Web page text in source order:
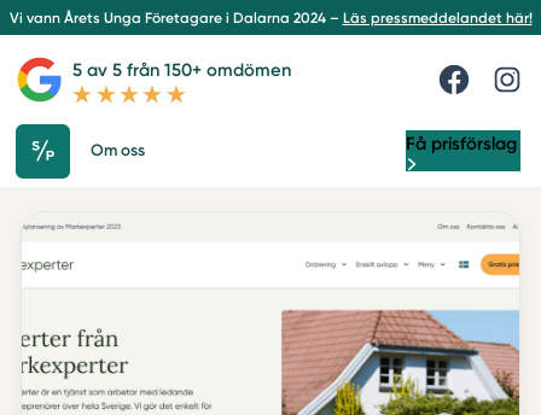
Vi vann Årets Unga Företagare i Dalarna 2024 – Läs pressmeddelandet här!
5 av 5 från 150+ omdömen
Om oss Få prisförslag